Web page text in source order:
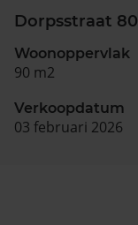
Dorpsstraat 80
Woonoppervlak
90 m2
Verkoopdatum
03 februari 2026